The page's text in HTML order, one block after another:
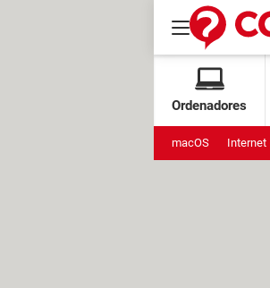
Ordenadores
macOS Internet